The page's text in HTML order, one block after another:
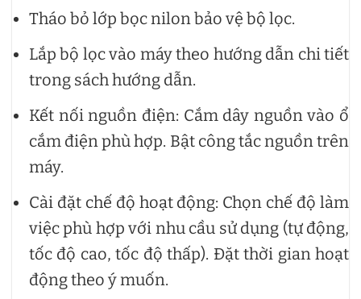
Tháo bỏ lớp bọc nilon bảo vệ bộ lọc.
Lắp bộ lọc vào máy theo hướng dẫn chi tiết
trong sách hướng dẫn.
Kết nối nguồn điện: Cắm dây nguồn vào ổ
cắm điện phù hợp. Bật công tắc nguồn trên
máy.
Cài đặt chế độ hoạt động: Chọn chế độ làm
việc phù hợp với nhu cầu sử dụng (tự động,
tốc độ cao, tốc độ thấp). Đặt thời gian hoạt
động theo ý muốn.